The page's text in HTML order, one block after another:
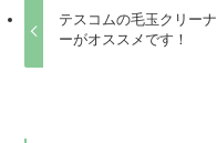
テスコムの毛玉クリーナ
ーがオススメです！